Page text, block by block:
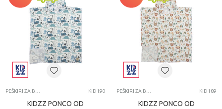
KID190
KIDZZ PONCO OD
KID189
KIDZZ PONCO OD